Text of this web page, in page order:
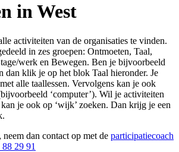
in West
activiteiten van de organisaties te vinden.
in zes groepen: Ontmoeten, Taal,
werk en Bewegen. Ben je bijvoorbeeld
dan klik je op het blok Taal hieronder. Je
alle taallessen. Vervolgens kan je ook
‘computer’). Wil je activiteiten
je ook op ‘wijk’ zoeken. Dan krijg je een
dan contact op met de participatiecoach
29 91